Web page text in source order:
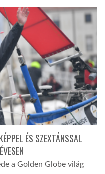
ÉS SZEXTÁNSSAL
a Golden Globe világ